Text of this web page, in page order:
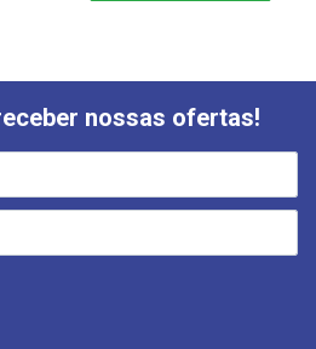
nossas ofertas!